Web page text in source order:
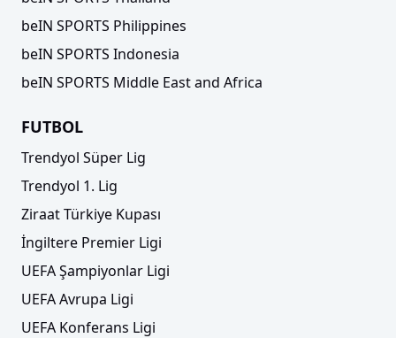
beIN SPORTS Philippines
beIN SPORTS Indonesia
beIN SPORTS Middle East and Africa
FUTBOL
Trendyol Süper Lig
Trendyol 1. Lig
Ziraat Türkiye Kupası
İngiltere Premier Ligi
UEFA Şampiyonlar Ligi
UEFA Avrupa Ligi
UEFA Konferans Ligi